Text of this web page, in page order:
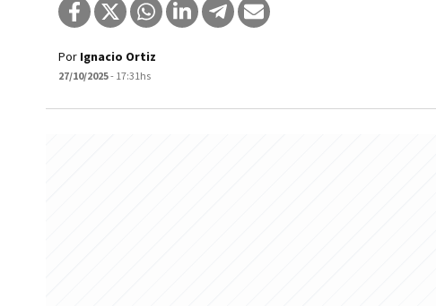
Por Ignacio Ortiz
27/10/2025- 17:31hs